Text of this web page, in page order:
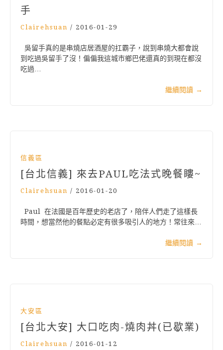
手
Clairehsuan / 2016-01-29
吳留手真的是串燒店居酒屋的扛霸子，說到串燒大都會說
到吃過吳留手了沒！偏偏我這城市鄉巴佬還真的到現在都沒
吃過…
繼續閱讀 →
信義區
[台北信義] 來去PAUL吃法式晚餐瞜~
Clairehsuan / 2016-01-20
Paul 在法國是百年歷史的老店了，陪伴人們走了這樣長
時間，想當然他的餐點必定有很多吸引人的地方！常往來…
繼續閱讀 →
大安區
[台北大安] 大口吃肉-燒肉丼(已歇業)
Clairehsuan / 2016-01-12